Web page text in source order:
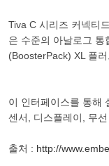
Tiva C 시리즈 커넥티
은 수준의 아날로그 통
(BoosterPack) XL 플
이 인터페이스를 통해
센서, 디스플레이, 무
출처 : http://